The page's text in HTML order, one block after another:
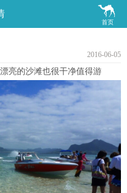

首页
2016-06-05
亮的沙滩也很干净值得游